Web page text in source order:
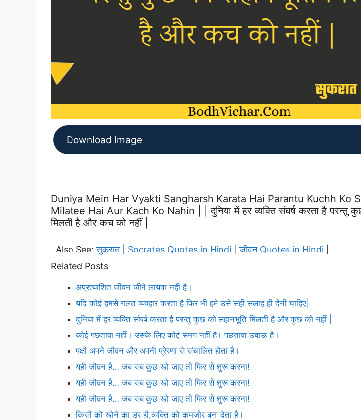
Download Image
Duniya Mein Har Vyakti Sangharsh Karata Hai Parantu Kuchh Ko
Milatee Hai Aur Kach Ko Nahin | | दुनिया में हर व्यक्ति संघर्ष करता है परन्तु
मिलती है और कच को नहीं |
Also See:सुकरात | Socrates Quotes in Hindi |जीवन Quotes in Hindi
Related Posts
अप्रत्याशित जीवन जीने लायक नही है।
यदि कोई हमसे गलत व्यवहार करता है फिर भी हमे उसे सही सलाह ही देनी चाहिए|
दुनिया में हर व्यक्ति संघर्ष करता है परन्तु कुछ को सहानभूति मिलती है और कुछ को नहीं |
कोई पछतावा नहीं। उसके लिए कोई समय नहीं है। पछतावा उबाऊ है।
पक्षी अपने जीवन और अपनी प्रेरणा से संचालित होता है।
यही जीवन है… जब सब कुछ खो जाए तो फिर से शुरू करना!
यही जीवन है… जब सब कुछ खो जाए तो फिर से शुरू करना!
यही जीवन है… जब सब कुछ खो जाए तो फिर से शुरू करना!
किसी को खोने का डर ही,व्यक्ति को कमजोर बना देता है।